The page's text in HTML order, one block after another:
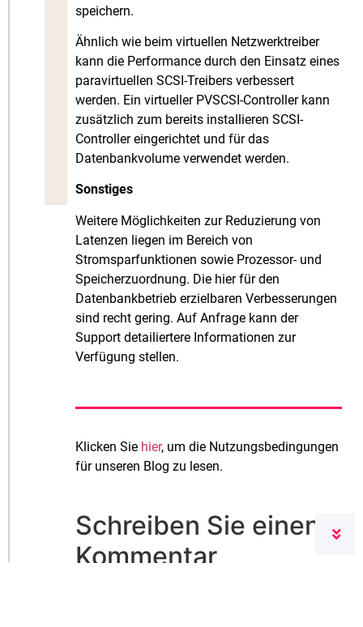
speichern.
Ähnlich wie beim virtuellen Netzwerktreiber
kann die Performance durch den Einsatz eines
paravirtuellen SCSI-Treibers verbessert
werden. Ein virtueller PVSCSI-Controller kann
zusätzlich zum bereits installieren SCSI-
Controller eingerichtet und für das
Datenbankvolume verwendet werden.
Sonstiges
Weitere Möglichkeiten zur Reduzierung von
Latenzen liegen im Bereich von
Stromsparfunktionen sowie Prozessor- und
Speicherzuordnung. Die hier für den
Datenbankbetrieb erzielbaren Verbesserungen
sind recht gering. Auf Anfrage kann der
Support detailiertere Informationen zur
Verfügung stellen.
Klicken Sie hier, um die Nutzungsbedingungen
für unseren Blog zu lesen.
Schreiben Sie einen
Kommentar